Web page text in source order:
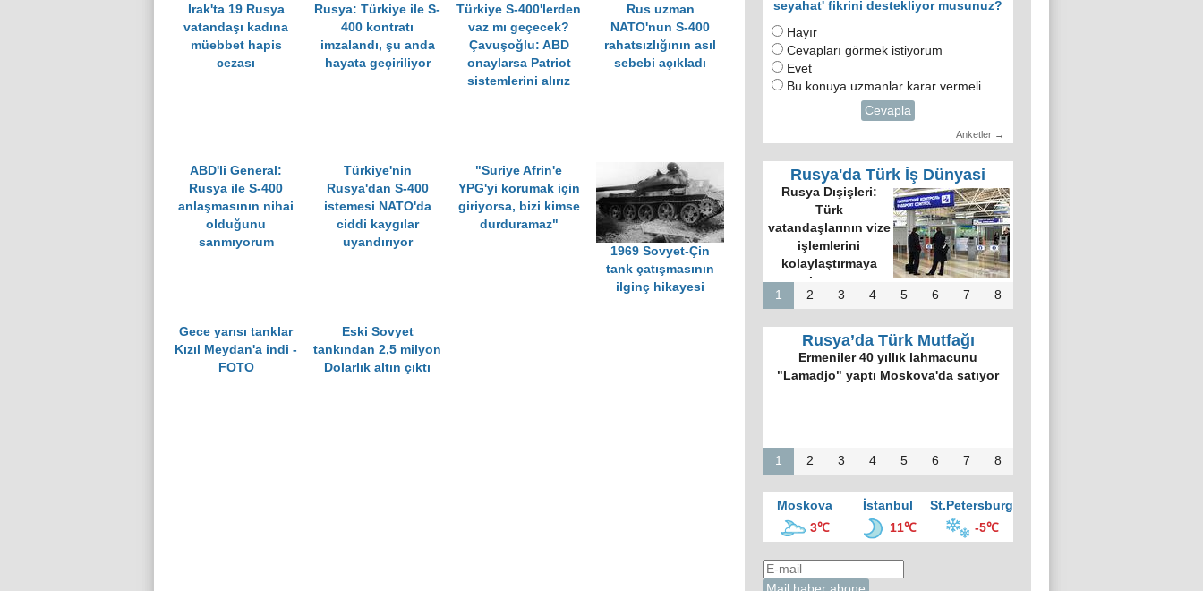
Irak'ta 19 Rusya
vatandaşı kadına
müebbet hapis
cezası
Rusya: Türkiye ile S-
400 kontratı
imzalandı, şu anda
hayata geçiriliyor
Türkiye S-400'lerden
vaz mı geçecek?
Çavuşoğlu: ABD
onaylarsa Patriot
sistemlerini alırız
Rus uzman
NATO'nun S-400
rahatsızlığının asıl
sebebi açıkladı
ABD'li General:
Rusya ile S-400
anlaşmasının nihai
olduğunu
sanmıyorum
Türkiye'nin
Rusya'dan S-400
istemesi NATO'da
ciddi kaygılar
uyandırıyor
"Suriye Afrin'e
YPG'yi korumak için
giriyorsa, bizi kimse
durduramaz"
1969 Sovyet-Çin
tank çatışmasının
ilginç hikayesi
Gece yarısı tanklar
Kızıl Meydan'a indi -
FOTO
Eski Sovyet
tankından 2,5 milyon
Dolarlık altın çıktı
seyahat' fikrini destekliyor musunuz?
Hayır
Cevapları görmek istiyorum
Evet
Bu konuya uzmanlar karar vermeli
Cevapla
Anketler →
Rusya'da Türk İş Dünyasi
Rusya Dışişleri:
Türk
vatandaşlarının vize
işlemlerini
kolaylaştırmaya
hazırız
1
2 3 4 5 6 7 8
Rusya’da Türk Mutfağı
Ermeniler 40 yıllık lahmacunu
"Lamadjo" yaptı Moskova'da satıyor
1 2 3 4 5 6 7 8
Moskova İstanbul
St.Petersburg
3℃
11℃ -5℃